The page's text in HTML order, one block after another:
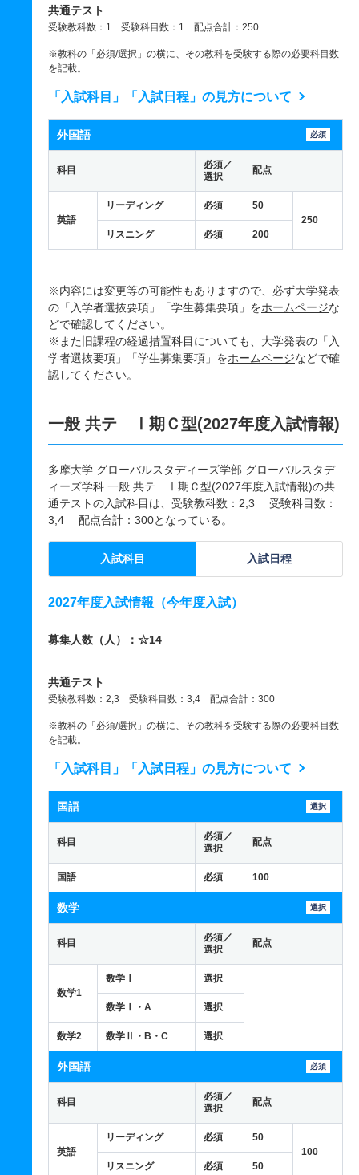
共通テスト
受験教科数：1 受験科目数：1 配点合計：250
※教科の「必須/選択」の横に、その教科を受験する際の必要科目数
を記載。
「入試科目」「入試日程」の見方について
外国語 必須
科目
必須／
選択
配点
英語
リーディング 必須
50
250
リスニング
必須 200
※内容には変更等の可能性もありますので、必ず大学発表
の「入学者選抜要項」「学生募集要項」をホームページな
どで確認してください。
※また旧課程の経過措置科目についても、大学発表の「入
学者選抜要項」「学生募集要項」をホームページなどで確
認してください。
一般 共テ Ⅰ期Ｃ型(2027年度入試情報)
多摩大学 グローバルスタディーズ学部 グローバルスタデ
ィーズ学科 一般 共テ Ⅰ期Ｃ型(2027年度入試情報)の共
通テストの入試科目は、受験教科数：2,3 受験科目数：
3,4 配点合計：300となっている。
入試科目 入試日程
2027年度入試情報（今年度入試）
募集人数（人）：☆14
共通テスト
受験教科数：2,3 受験科目数：3,4 配点合計：300
※教科の「必須/選択」の横に、その教科を受験する際の必要科目数
を記載。
「入試科目」「入試日程」の見方について
国語 選択
科目
必須／
選択
配点
国語 必須 100
数学 選択
科目
必須／
選択
配点
数学1
数学Ⅰ 選択
数学Ⅰ・A 選択
数学2 数学Ⅱ・B・C 選択
外国語 必須
科目
必須／
選択
配点
英語
リーディング 必須
50
100
リスニング
必須 50